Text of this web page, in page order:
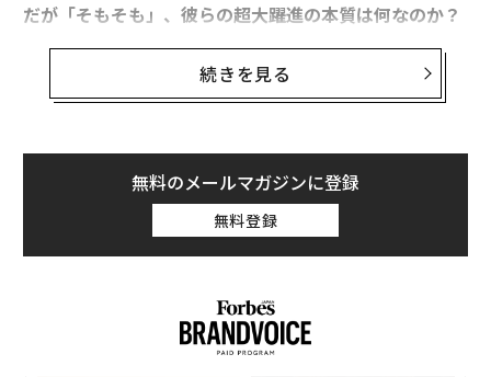
2026年9月号発売中
メンバーシップに登録する
ウーバーが2023年に実現目指す「空のタクシー」を支える企業
だが「そもそも」、彼らの超大躍進の本質は何なのか？
アマゾン ジャパン立ち上げメンバーの一人である筆者
は以下のように分析する。
起業からおよそ24年。シアトルで産声を上げたその企業
は、歴史上でも稀にみるスピードで世界的企業の仲間入
りを遂げ、なおも進化し続けている。創業者ジェフ・ベ
プル、フェイスブックと共に「GAFA」と呼ばれる世界的
なインターネットテクノロジー企業の1席を占め、起業
以来、地球上の多くの人々の生活を大きく変えてきた。
続きを見る
無料のメールマガジンに登録
無料登録